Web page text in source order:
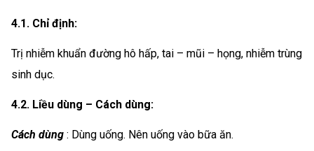
4.1. Chỉ định:
Trị nhiễm khuẩn đường hô hấp, tai – mũi – họng, nhiễm trùng
sinh dục.
4.2. Liều dùng – Cách dùng:
Cách dùng : Dùng uống. Nên uống vào bữa ăn.